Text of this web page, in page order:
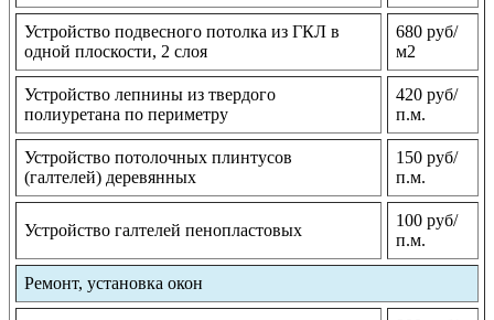
Устройство подвесного потолка из ГКЛ в
одной плоскости, 2 слоя
680 руб/
м2
Устройство лепнины из твердого
полиуретана по периметру
420 руб/
п.м.
Устройство потолочных плинтусов
(галтелей) деревянных
150 руб/
п.м.
Устройство галтелей пенопластовых
100 руб/
п.м.
Ремонт, установка окон